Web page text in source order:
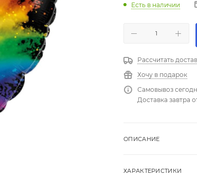
Есть в наличии
Рассчитать
Хочу в подарок
Самовывоз
Доставка завтра
ОПИСАНИЕ
ХАРАКТЕРИСТИКИ